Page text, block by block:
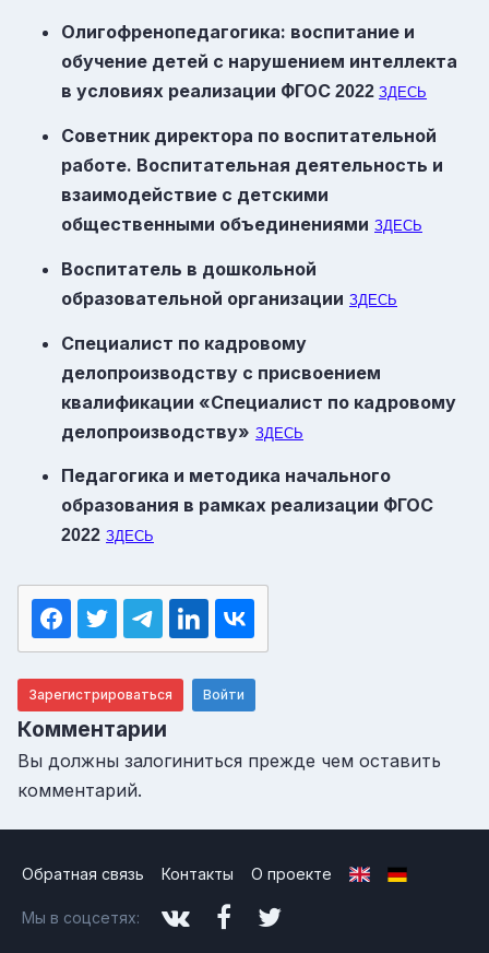
Олигофренопедагогика: воспитание и
обучение детей с нарушением интеллекта
в условиях реализации ФГОС 2022 ЗДЕСЬ
Советник директора по воспитательной
работе. Воспитательная деятельность и
взаимодействие с детскими
общественными объединениями ЗДЕСЬ
Воспитатель в дошкольной
образовательной организации ЗДЕСЬ
Специалист по кадровому
делопроизводству с присвоением
квалификации «Специалист по кадровому
делопроизводству» ЗДЕСЬ
Педагогика и методика начального
образования в рамках реализации ФГОС
2022 ЗДЕСЬ
Зарегистрироваться Войти
Комментарии
Вы должны залогиниться прежде чем оставить
комментарий.
Обратная связь Контакты О проекте
Мы в соцсетях: